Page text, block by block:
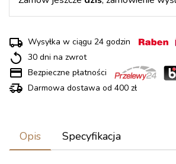
Wysyłka w ciągu 24 godzin
30 dni na zwrot
Bezpieczne płatności
Darmowa dostawa od 400 zł
Opis Specyfikacja